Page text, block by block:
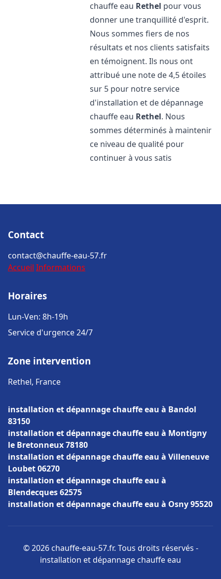
chauffe eau Rethel pour vous
donner une tranquillité d'esprit.
Nous sommes fiers de nos
résultats et nos clients satisfaits
en témoignent. Ils nous ont
attribué une note de 4,5 étoiles
sur 5 pour notre service
d'installation et de dépannage
chauffe eau Rethel. Nous
sommes déterminés à maintenir
ce niveau de qualité pour
continuer à vous satis
Contact
contact@chauffe-eau-57.fr
Accueil Informations
Horaires
Lun-Ven: 8h-19h
Service d'urgence 24/7
Zone intervention
Rethel, France
installation et dépannage chauffe eau à Bandol
83150
installation et dépannage chauffe eau à Montigny
le Bretonneux 78180
installation et dépannage chauffe eau à Villeneuve
Loubet 06270
installation et dépannage chauffe eau à
Blendecques 62575
installation et dépannage chauffe eau à Osny 95520
© 2026 chauffe-eau-57.fr. Tous droits réservés -
installation et dépannage chauffe eau